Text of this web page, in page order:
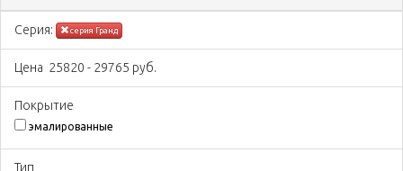
Серия: серия Гранд
Цена 25820 - 29765 руб.
Покрытиe
эмалированные
Тип